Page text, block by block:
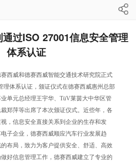
过ISO 27001信息安全管理
体系认证
赛西威和德赛西威智能交通技术研究院正式
理体系认证，颁证仪式在德赛西威惠州总部
单元总经理王宇华、TüV莱茵大中华区管
郑萍等出席了本次颁证仪式。近些年，各
，信息安全直接关系到企业的生存和发
子企业，德赛西威顺应汽车行业发展趋
布局，致力为客户提供安全、舒适、高效
好信息管理工作，德赛西威建立了专业的